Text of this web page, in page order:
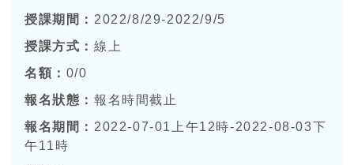
2022/8/29-2022/9/5
線上
0/0
報名時間截止
2022-07-01上午12時-2022-08-03下
午11時